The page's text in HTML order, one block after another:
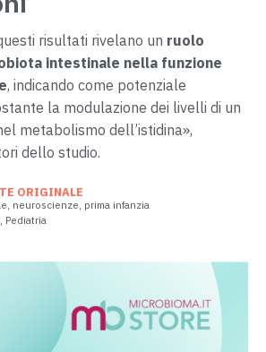
risultati rivelano un ruolo
intestinale nella funzione
, indicando come potenziale
la modulazione dei livelli di un
metabolismo dell’istidina»,
dello studio.
ORIGINALE
, neuroscienze, prima infanzia
, Pediatria